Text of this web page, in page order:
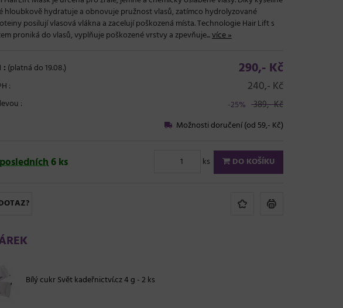
hloubkově hydratuje a obnovuje pružnost vlasů, zatímco hydrolyzované
posilují vlasová vlákna a zacelují poškozená místa. Technologie Hair Lift s
proniká do vlasů, vyplňuje poškozené vrstvy a zpevňuje...více »
: (platná do 19.08.) 290,- Kč
: 240,- Kč
: -25% 389,- Kč
Možnosti doručení (od 59,- Kč)
posledních6 ks ks DO KOŠÍKU
Bílý cukr Svět kadeřnictví.cz 4 g - 2 ks